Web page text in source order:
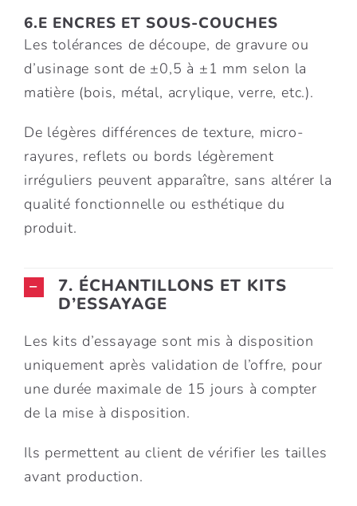
6.E ENCRES ET SOUS-COUCHES
Les tolérances de découpe, de gravure ou
d’usinage sont de ±0,5 à ±1 mm selon la
matière (bois, métal, acrylique, verre, etc.).
De légères différences de texture, micro-
rayures, reflets ou bords légèrement
irréguliers peuvent apparaître, sans altérer la
qualité fonctionnelle ou esthétique du
produit.
7. ÉCHANTILLONS ET KITS
D’ESSAYAGE
Les kits d’essayage sont mis à disposition
uniquement après validation de l’offre, pour
une durée maximale de 15 jours à compter
de la mise à disposition.
Ils permettent au client de vérifier les tailles
avant production.